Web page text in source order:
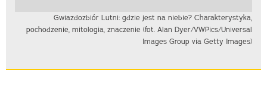
Gwiazdozbiór Lutni: gdzie jest na niebie? Charakterystyka,
pochodzenie, mitologia, znaczenie (fot. Alan Dyer/VWPics/Universal
Images Group via Getty Images)